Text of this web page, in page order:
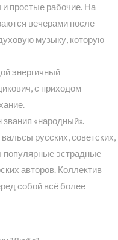
простые рабочие. На
вечерами после
музыку, которую
энергичный
с приходом
«народный».
русских, советских,
популярные эстрадные
авторов. Коллектив
собой всё более